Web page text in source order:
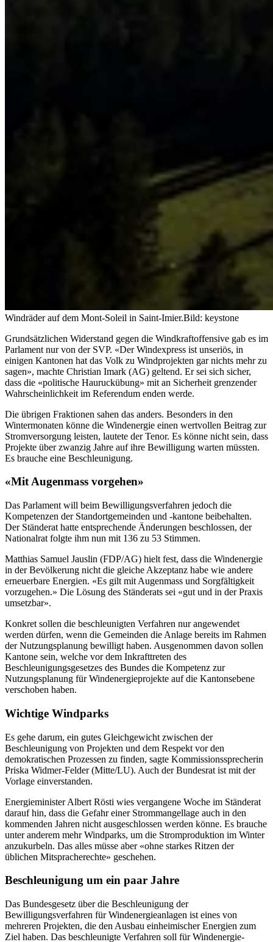
Windräder auf dem Mont-Soleil in Saint-Imier.Bild: keystone
Grundsätzlichen Widerstand gegen die Windkraftoffensive gab es im
Parlament nur von der SVP. «Der Windexpress ist unseriös, in
einigen Kantonen hat das Volk zu Windprojekten gar nichts mehr zu
sagen», machte Christian Imark (AG) geltend. Er sei sich sicher,
dass die «politische Hauruckübung» mit an Sicherheit grenzender
Wahrscheinlichkeit im Referendum enden werde.
Die übrigen Fraktionen sahen das anders. Besonders in den
Wintermonaten könne die Windenergie einen wertvollen Beitrag zur
Stromversorgung leisten, lautete der Tenor. Es könne nicht sein, dass
Projekte über zwanzig Jahre auf ihre Bewilligung warten müssten.
Es brauche eine Beschleunigung.
«Mit Augenmass vorgehen»
Das Parlament will beim Bewilligungsverfahren jedoch die
Kompetenzen der Standortgemeinden und -kantone beibehalten.
Der Ständerat hatte entsprechende Änderungen beschlossen, der
Nationalrat folgte ihm nun mit 136 zu 53 Stimmen.
Matthias Samuel Jauslin (FDP/AG) hielt fest, dass die Windenergie
in der Bevölkerung nicht die gleiche Akzeptanz habe wie andere
erneuerbare Energien. «Es gilt mit Augenmass und Sorgfältigkeit
vorzugehen.» Die Lösung des Ständerats sei «gut und in der Praxis
umsetzbar».
Konkret sollen die beschleunigten Verfahren nur angewendet
werden dürfen, wenn die Gemeinden die Anlage bereits im Rahmen
der Nutzungsplanung bewilligt haben. Ausgenommen davon sollen
Kantone sein, welche vor dem Inkrafttreten des
Beschleunigungsgesetzes des Bundes die Kompetenz zur
Nutzungsplanung für Windenergieprojekte auf die Kantonsebene
verschoben haben.
Wichtige Windparks
Es gehe darum, ein gutes Gleichgewicht zwischen der
Beschleunigung von Projekten und dem Respekt vor den
demokratischen Prozessen zu finden, sagte Kommissionssprecherin
Priska Widmer-Felder (Mitte/LU). Auch der Bundesrat ist mit der
Vorlage einverstanden.
Energieminister Albert Rösti wies vergangene Woche im Ständerat
darauf hin, dass die Gefahr einer Strommangellage auch in den
kommenden Jahren nicht ausgeschlossen werden könne. Es brauche
unter anderem mehr Windparks, um die Stromproduktion im Winter
anzukurbeln. Das alles müsse aber «ohne starkes Ritzen der
üblichen Mitspracherechte» geschehen.
Beschleunigung um ein paar Jahre
Das Bundesgesetz über die Beschleunigung der
Bewilligungsverfahren für Windenergieanlagen ist eines von
mehreren Projekten, die den Ausbau einheimischer Energien zum
Ziel haben. Das beschleunigte Verfahren soll für Windenergie-